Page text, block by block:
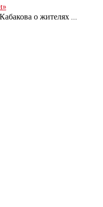
о жителях